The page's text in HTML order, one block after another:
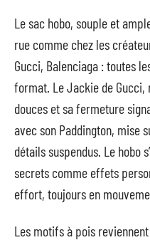
Le sac hobo, souple et
rue comme chez les
Gucci, Balenciaga : toutes
format. Le Jackie de Gucci,
douces et sa fermeture
avec son Paddington, mise
détails suspendus. Le hobo
secrets comme effets
effort, toujours en
Les motifs à pois